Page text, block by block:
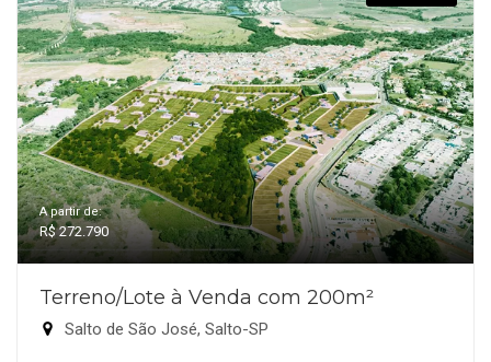
A partir de:
R$ 272.790
Terreno/Lote à Venda com 200m²
Salto de São José, Salto-SP